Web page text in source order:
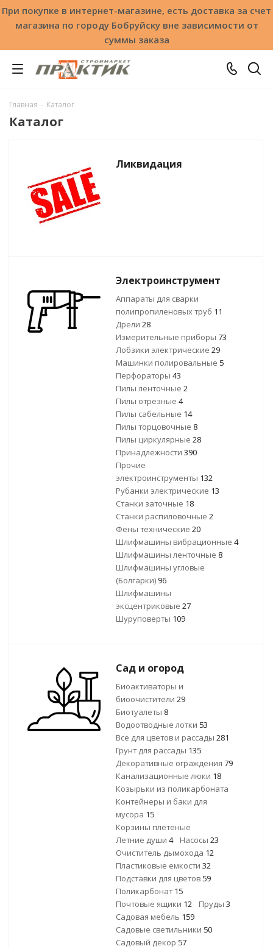
При покупке в интернет-магазине, есть доставка за счет
магазина по городу Бобруйску вне зависимости от
суммы заказа
Главная - Каталог
Каталог
Ликвидация
Электроинструмент
Аппараты для сварки
полипропиленовых труб 11
Дрели 28
Измерительные приборы 73
Лобзики электрические 29
Машинки полировальные 5
Перфораторы 43
Пилы ленточные 2
Пилы отрезные 4
Пилы сабельные 14
Пилы торцовочные 8
Пилы циркулярные 28
Принадлежности 390
Прочие
электроинструменты 132
Рубанки электрические 13
Станки заточные 18
Станки распиловочные 2
Фены технические 20
Шлифмашины вибрационные 4
Шлифмашины ленточные 8
Шлифмашины угловые
(Болгарки) 96
Шлифмашины
эксцентриковые 27
Шуруповерты 109
Сад и огород
Биоактиваторы и
биоочистители 29
Биотуалеты 8
Водоотводные лотки 53
Все для цветов и рассады 281
Грунт для рассады 135
Декоративные ограждения 79
Канализационные люки 18
Козырьки из поликарбоната
Контейнеры и баки для
мусора 15
Корзины плетеные
Летние души 4 Насосы 23
Очиститель дымохода 12
Пластиковые емкости 32
Подставки для цветов 59
Поликарбонат15
Почтовые ящики 12 Пруды 3
Садовая мебель 159
Садовые светильники 50
Садовый декор 57